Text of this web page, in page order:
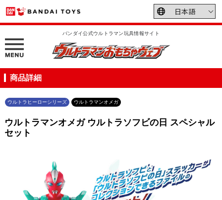
バンダイ公式ウルトラマン玩具情報サイト
商品詳細
ウルトラヒーローシリーズ ウルトラマンオメガ
ウルトラマンオメガ ウルトラソフビの日 スペシャル
セット